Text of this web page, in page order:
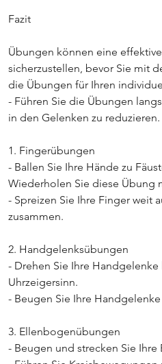
Fazit
Übungen können eine
sicherzustellen, bevor Sie mit
die Übungen für Ihren
- Führen Sie die Übungen
in den Gelenken zu reduzieren.
1. Fingerübungen
- Ballen Sie Ihre Hände zu
Wiederholen Sie diese Übung
- Spreizen Sie Ihre Finger weit
zusammen.
2. Handgelenksübungen
- Drehen Sie Ihre
Uhrzeigersinn.
- Beugen Sie Ihre
3. Ellenbogenübungen
- Beugen und strecken Sie